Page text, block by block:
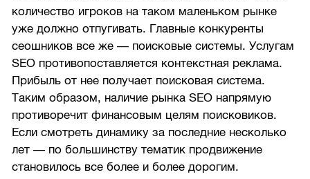
количество игроков на таком маленьком рынке
уже должно отпугивать. Главные конкуренты
сеошников все же — поисковые системы. Услугам
SEO противопоставляется контекстная реклама.
Прибыль от нее получает поисковая система.
Таким образом, наличие рынка SEO напрямую
противоречит финансовым целям поисковиков.
Если смотреть динамику за последние несколько
лет — по большинству тематик продвижение
становилось все более и более дорогим.